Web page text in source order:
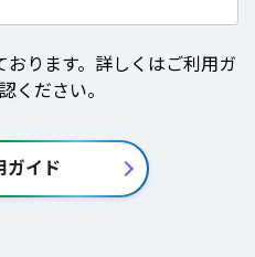
ります。詳しくはご利用ガ
ください。
ガイド